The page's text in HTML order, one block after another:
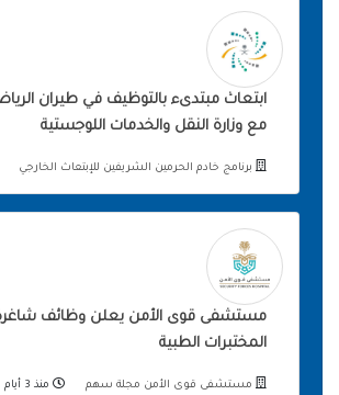
ابتعاث مبتدىء بالتوظيف في طيران
مع وزارة النقل والخدمات اللوجستية
برنامج خادم الحرمين الشريفين للإبتعاث الخارجي
مستشفى قوى الأمن يعلن وظائف
المختبرات الطبية
مستشفى قوى الأمن مجلة سهم منذ 3 أيام